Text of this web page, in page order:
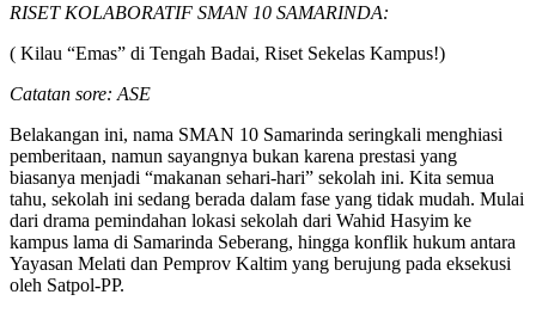
RISET KOLABORATIF SMAN 10 SAMARINDA:
( Kilau “Emas” di Tengah Badai, Riset Sekelas Kampus!)
Catatan sore: ASE
​Belakangan ini, nama SMAN 10 Samarinda seringkali menghiasi
pemberitaan, namun sayangnya bukan karena prestasi yang
biasanya menjadi “makanan sehari-hari” sekolah ini. Kita semua
tahu, sekolah ini sedang berada dalam fase yang tidak mudah. ​Mulai
dari drama pemindahan lokasi sekolah dari Wahid Hasyim ke
kampus lama di Samarinda Seberang, hingga konflik hukum antara
Yayasan Melati dan Pemprov Kaltim yang berujung pada eksekusi
oleh Satpol-PP.